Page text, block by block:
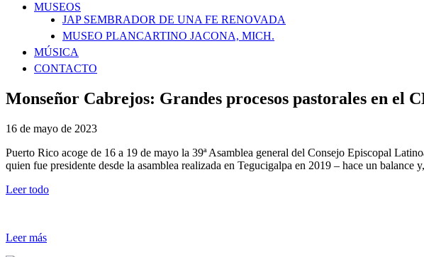
MUSEOS
JAP SEMBRADOR DE UNA FE RENOVADA
MUSEO PLANCARTINO JACONA, MICH.
MÚSICA
CONTACTO
Monseñor Cabrejos: Grandes procesos pastorales en el
16 de mayo de 2023
Puerto Rico acoge de 16 a 19 de mayo la 39ª Asamblea general del Consejo Episcopal
quien fue presidente desde la asamblea realizada en Tegucigalpa en 2019 – hace un
Leer todo
Leer más